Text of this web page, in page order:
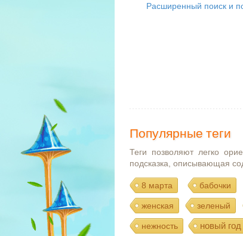
Расширенный поиск и
Популярные теги
Теги позволяют легко
подсказка, описывающая
8 марта бабочки
женская зеленый
нежность новый год